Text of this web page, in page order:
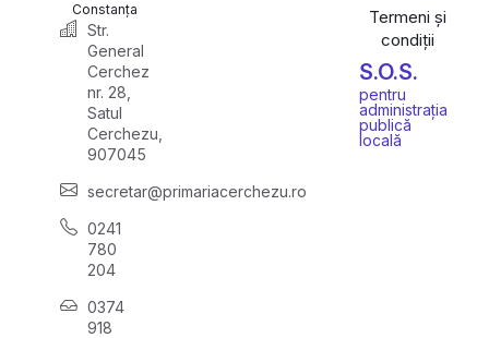
Constanța
Str.
General
Cerchez
nr. 28,
Satul
Cerchezu,
907045
secretar@primariacerchezu.ro
0241
780
204
0374
918
Termeni și
condiții
S.O.S.
pentru
administrația
publică
locală